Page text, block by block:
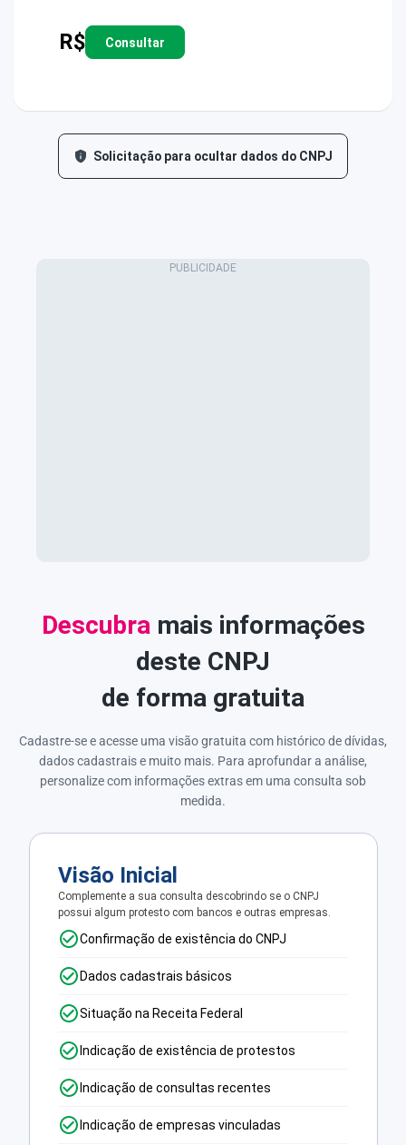
R$ Consultar
Solicitação para ocultar dados do CNPJ
Descubramais informações
deste CNPJ
de forma gratuita
Cadastre-se e acesse uma visão gratuita com histórico de dívidas,
dados cadastrais e muito mais. Para aprofundar a análise,
personalize com informações extras em uma consulta sob
medida.
Visão Inicial
Complemente a sua consulta descobrindo se o CNPJ
possui algum protesto com bancos e outras empresas.
Confirmação de existência do CNPJ
Dados cadastrais básicos
Situação na Receita Federal
Indicação de existência de protestos
Indicação de consultas recentes
Indicação de empresas vinculadas